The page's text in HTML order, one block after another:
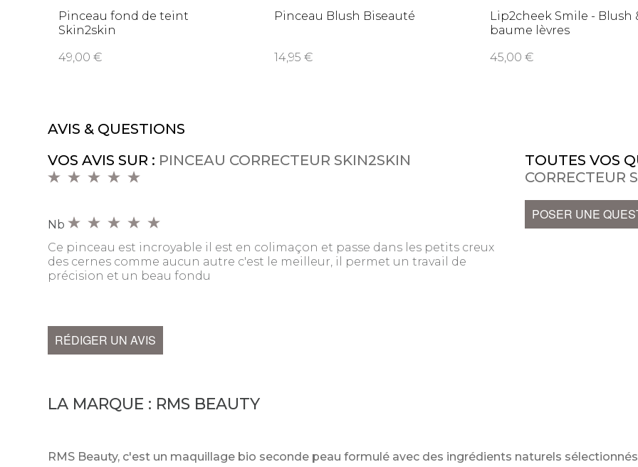
Pinceau fond de teint
Skin2skin
49,00
Pinceau Blush Biseauté
14,95
Lip2cheek Smile - Blush
baume lèvres
45,00
AVIS & QUESTIONS
VOS AVIS SUR : PINCEAU CORRECTEUR SKIN2SKIN
Nb
Ce pinceau est incroyable il est en colimaçon et passe dans les petits creux
des cernes comme aucun autre c'est le meilleur, il permet un travail de
précision et un beau fondu
RÉDIGER UN AVIS
TOUTES VOS
CORRECTEUR
POSER UNE
LA MARQUE : RMS BEAUTY
RMS Beauty, c'est un maquillage bio seconde peau formulé avec des ingrédients naturels sélectionnés